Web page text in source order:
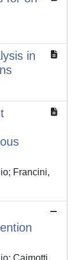
in
Francini,